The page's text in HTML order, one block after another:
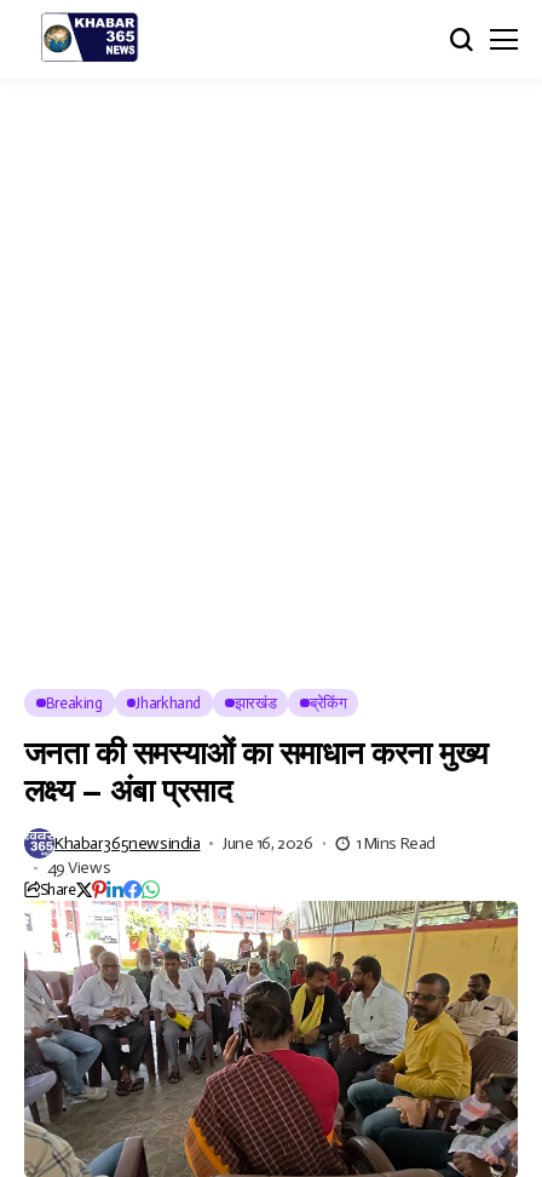
Breaking Jharkhand झारखंड ब्रेकिंग
जनता की समस्याओं का समाधान करना मुख्य
लक्ष्य – अंबा प्रसाद
Khabar365newsindia June 16, 2026
1 Mins Read
49 Views
Share